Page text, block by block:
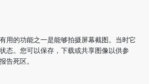
用的功能之一是能够拍摄屏幕截图。当时它
态。您可以保存，下载或共享图像以供参
告死区。